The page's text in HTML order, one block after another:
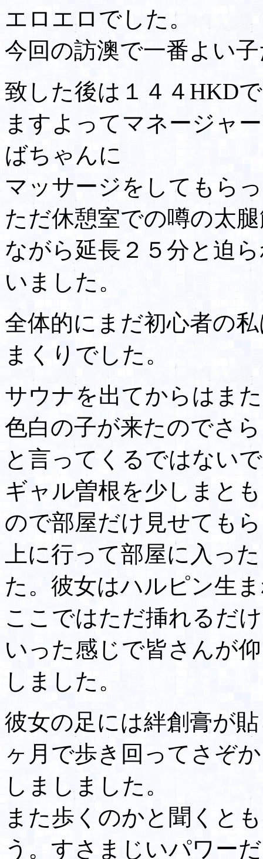
エロエロでした。
今回の訪澳で一番よい
致した後は１４４HKD
ますよってマネージャ
ばちゃんに
マッサージをしてもら
ただ休憩室での噂の太
ながら延長２５分と迫
いました。
全体的にまだ初心者の
まくりでした。
サウナを出てからはま
色白の子が来たのでさ
と言ってくるではない
ギャル曽根を少しまと
ので部屋だけ見せても
上に行って部屋に入っ
た。彼女はハルピン生
ここではただ挿れるだ
いった感じで皆さんが
しました。
彼女の足には絆創膏が
ヶ月で歩き回ってさぞ
しましました。
また歩くのかと聞くと
う。すさまじいパワー